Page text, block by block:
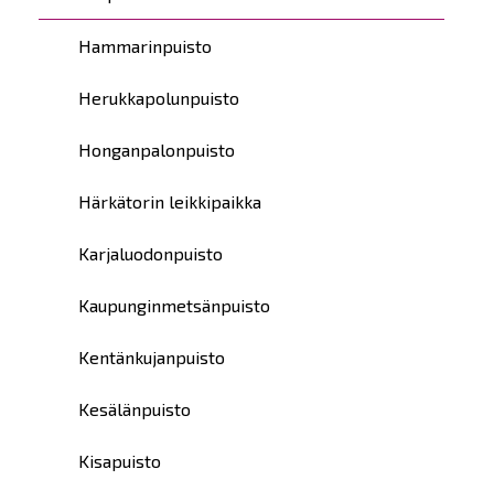
Hammarinpuisto
Herukkapolunpuisto
Honganpalonpuisto
Härkätorin leikkipaikka
Karjaluodonpuisto
Kaupunginmetsänpuisto
Kentänkujanpuisto
Kesälänpuisto
Kisapuisto